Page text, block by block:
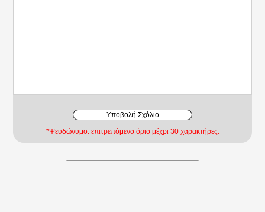
Υποβολή Σχόλιο
*Ψευδώνυμο: επιτρεπόμενο όριο μέχρι 30 χαρακτήρες.